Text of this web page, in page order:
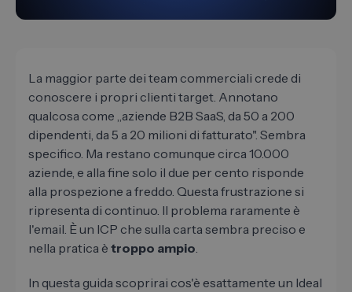
La maggior parte dei team commerciali crede di
conoscere i propri clienti target. Annotano
qualcosa come „aziende B2B SaaS, da 50 a 200
dipendenti, da 5 a 20 milioni di fatturato". Sembra
specifico. Ma restano comunque circa 10.000
aziende, e alla fine solo il due per cento risponde
alla prospezione a freddo. Questa frustrazione si
ripresenta di continuo. Il problema raramente è
l'email. È un ICP che sulla carta sembra preciso e
nella pratica è troppo ampio
In questa guida scoprirai cos'è esattamente un Ideal